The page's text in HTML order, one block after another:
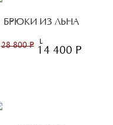
БРЮКИ ИЗ ЛЬНА
28 800 Р 14 400 Р
L